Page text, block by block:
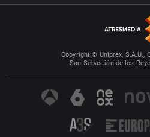
Copyright © Uniprex, S.A.U.,
San Sebastián de los